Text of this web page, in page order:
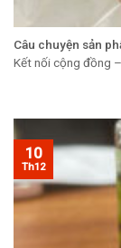
Câu chuyện sản
Kết nối cộng đồng
10
Th12